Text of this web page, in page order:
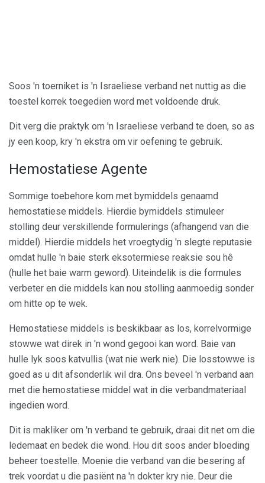
Soos 'n toerniket is 'n Israeliese verband net nuttig as die
toestel korrek toegedien word met voldoende druk.
Dit verg die praktyk om 'n Israeliese verband te doen, so as
jy een koop, kry 'n ekstra om vir oefening te gebruik.
Hemostatiese Agente
Sommige toebehore kom met bymiddels genaamd
hemostatiese middels. Hierdie bymiddels stimuleer
stolling deur verskillende formulerings (afhangend van die
middel). Hierdie middels het vroegtydig 'n slegte reputasie
omdat hulle 'n baie sterk eksotermiese reaksie sou hê
(hulle het baie warm geword). Uiteindelik is die formules
verbeter en die middels kan nou stolling aanmoedig sonder
om hitte op te wek.
Hemostatiese middels is beskikbaar as los, korrelvormige
stowwe wat direk in 'n wond gegooi kan word. Baie van
hulle lyk soos katvullis (wat nie werk nie). Die losstowwe is
goed as u dit afsonderlik wil dra. Ons beveel 'n verband aan
met die hemostatiese middel wat in die verbandmateriaal
ingedien word.
Dit is makliker om 'n verband te gebruik, draai dit net om die
ledemaat en bedek die wond. Hou dit soos ander bloeding
beheer toestelle. Moenie die verband van die besering af
trek voordat u die pasiënt na 'n dokter kry nie. Deur die